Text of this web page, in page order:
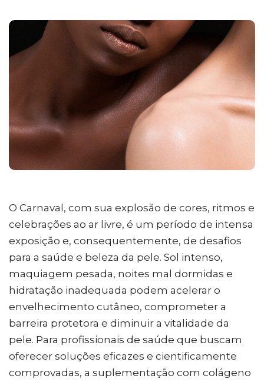
O Carnaval, com sua explosão de cores, ritmos e
celebrações ao ar livre, é um período de intensa
exposição e, consequentemente, de desafios
para a saúde e beleza da pele. Sol intenso,
maquiagem pesada, noites mal dormidas e
hidratação inadequada podem acelerar o
envelhecimento cutâneo, comprometer a
barreira protetora e diminuir a vitalidade da
pele. Para profissionais de saúde que buscam
oferecer soluções eficazes e cientificamente
comprovadas, a suplementação com colágeno